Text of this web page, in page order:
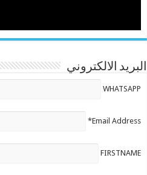
البريد الالكتروني
WHATSAPP
Email Address*
FIRSTNAME